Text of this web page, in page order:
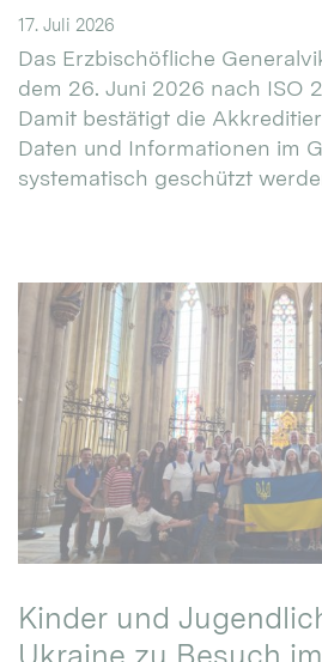
17. Juli 2026
Das Erzbischöfliche
dem 26. Juni 2026 nach ISO
Damit bestätigt die
Daten und Informationen im
systematisch geschützt
Kinder und